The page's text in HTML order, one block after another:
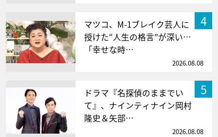
4
マツコ、M-1ブレイク芸人に
授けた“人生の格言”が深い…
「幸せな時…
2026.08.08
5
ドラマ『名探偵のままでい
て』、ナインティナイン岡村
隆史＆矢部…
2026.08.08